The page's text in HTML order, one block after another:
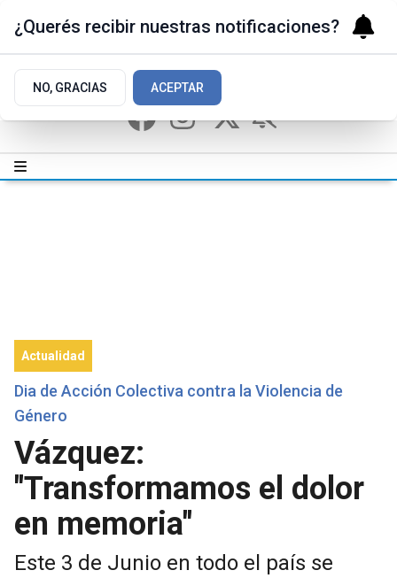
Actualidad
Dia de Acción Colectiva contra la Violencia de
Género
Vázquez:
"Transformamos el dolor
en memoria"
Este 3 de Junio en todo el país se
¿Querés recibir nuestras notificaciones?
NO, GRACIAS ACEPTAR